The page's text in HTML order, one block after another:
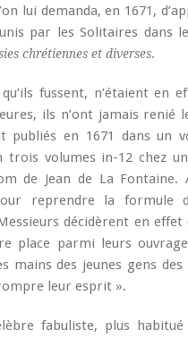
lui demanda, en 1671,
par les Solitaires dans
chrétiennes et diverses.
fussent, n’étaient en
ils n’ont jamais renié
publiés en 1671 dans un
trois volumes in-12 chez
de Jean de La Fontaine.
reprendre la formule
décidèrent en
place parmi leurs
des jeunes gens des
leur esprit ».
fabuliste, plus habitué